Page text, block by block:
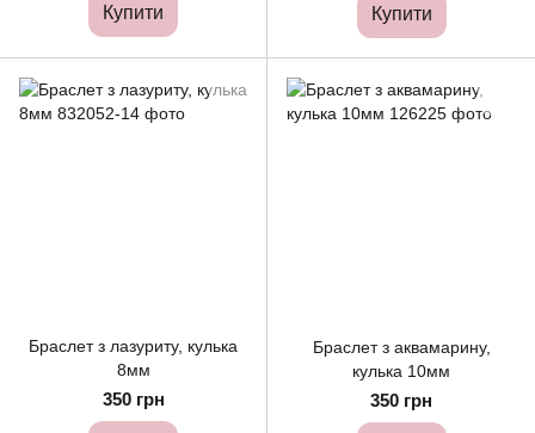
Купити Купити
Браслет з лазуриту, кулька
8мм
350 грн
Браслет з аквамарину,
кулька 10мм
350 грн